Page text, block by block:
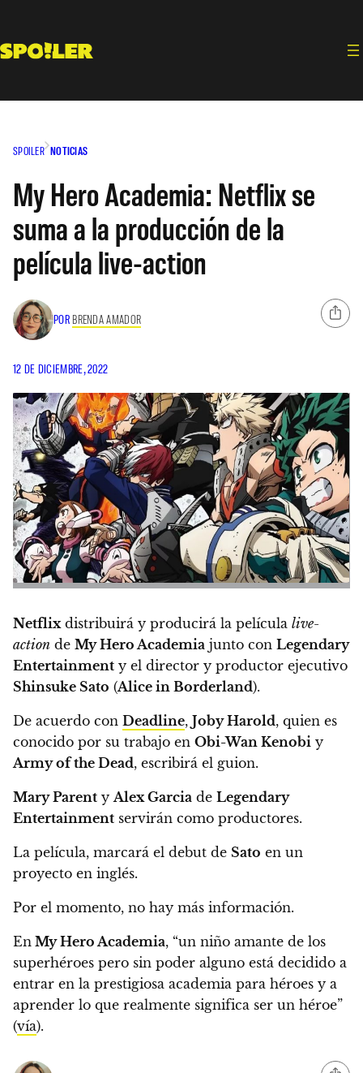
contenido
SPOILER NOTICIAS
My Hero Academia: Netflix se
suma a la producción de la
película live-action
POR BRENDA AMADOR
12 DE DICIEMBRE, 2022
Netflix distribuirá y producirá la película live-
action de My Hero Academia junto con Legendary
Entertainment y el director y productor ejecutivo
Shinsuke Sato (Alice in Borderland).
De acuerdo con Deadline, Joby Harold, quien es
conocido por su trabajo en Obi-Wan Kenobi y
Army of the Dead, escribirá el guion.
Mary Parent y Alex Garcia de Legendary
Entertainment servirán como productores.
La película, marcará el debut de Sato en un
proyecto en inglés.
Por el momento, no hay más información.
En My Hero Academia, “un niño amante de los
superhéroes pero sin poder alguno está decidido a
entrar en la prestigiosa academia para héroes y a
aprender lo que realmente significa ser un héroe”
(vía).